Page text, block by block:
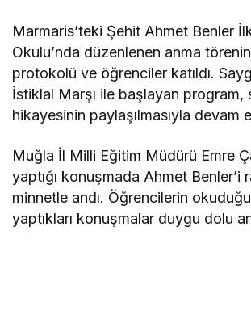
Marmaris’teki Şehit Ahmet Benler
Okulu’nda düzenlenen anma
protokolü ve öğrenciler katıldı.
İstiklal Marşı ile başlayan program,
hikayesinin paylaşılmasıyla devam
Muğla İl Milli Eğitim Müdürü Emre
yaptığı konuşmada Ahmet Benler’i
minnetle andı. Öğrencilerin
yaptıkları konuşmalar duygu dolu